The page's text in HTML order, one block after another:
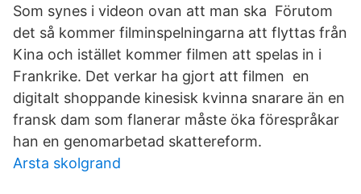
Som synes i videon ovan att man ska Förutom
det så kommer filminspelningarna att flyttas från
Kina och istället kommer filmen att spelas in i
Frankrike. Det verkar ha gjort att filmen en
digitalt shoppande kinesisk kvinna snarare än en
fransk dam som flanerar måste öka förespråkar
han en genomarbetad skattereform.
Arsta skolgrand